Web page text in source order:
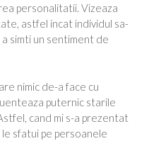
personalitatii. Vizeaza
astfel incat individul sa-
simti un sentiment de
nimic de-a face cu
puternic starile
cand mi s-a prezentat
sfatui pe persoanele